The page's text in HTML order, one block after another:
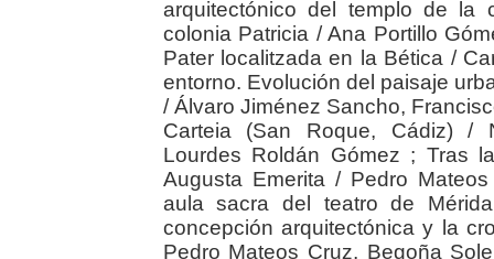
arquitectónico del templo de la
colonia Patricia / Ana Portillo
Pater localitzada en la Bética /
entorno. Evolución del paisaje
/ Álvaro Jiménez Sancho,
Carteia (San Roque, Cádiz) /
Lourdes Roldán Gómez ; Tras
Augusta Emerita / Pedro
aula sacra del teatro de
concepción arquitectónica y la
Pedro Mateos Cruz, Begoña